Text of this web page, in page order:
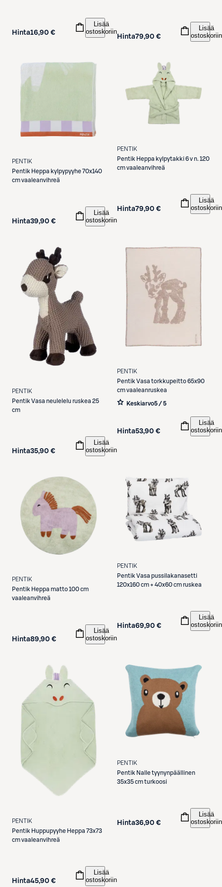
Hinta16,90 €
Lisää
ostoskoriin
Hinta79,90 €
Lisää
ostoskoriin
PENTIK
Pentik Heppa kylpypyyhe 70x140
cm vaaleanvihreä
Hinta39,90 €
Lisää
ostoskoriin
PENTIK
Pentik Heppa kylpytakki 6 v n. 120
cm vaaleanvihreä
Hinta79,90 €
Lisää
ostoskoriin
PENTIK
Pentik Vasa neulelelu ruskea 25
cm
Hinta35,90 €
Lisää
ostoskoriin
PENTIK
Pentik Vasa torkkupeitto 65x90
cm vaaleanruskea
Keskiarvo5 / 5
Hinta53,90 €
Lisää
ostoskoriin
PENTIK
Pentik Heppa matto 100 cm
vaaleanvihreä
Hinta89,90 €
Lisää
ostoskoriin
PENTIK
Pentik Vasa pussilakanasetti
120x160 cm + 40x60 cm ruskea
Hinta69,90 €
Lisää
ostoskoriin
PENTIK
Pentik Huppupyyhe Heppa 73x73
cm vaaleanvihreä
Hinta45,90 €
Lisää
ostoskoriin
PENTIK
Pentik Nalle tyynynpäällinen
35x35 cm turkoosi
Hinta36,90 €
Lisää
ostoskoriin